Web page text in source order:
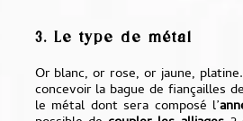
3. Le type de métal
Or blanc, or rose, or jaune,
concevoir la bague de fiançailles
le métal dont sera composé l’